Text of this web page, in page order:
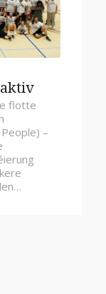
aktiv
flotte
–